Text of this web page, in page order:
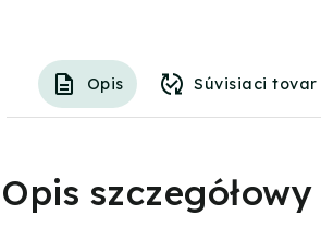
Opis Súvisiaci tovar
Opis